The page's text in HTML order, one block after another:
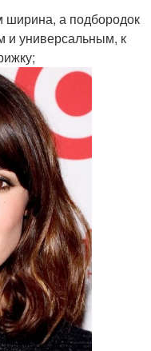
Французское каре
Объемное каре
Каре с челкой
Пышное каре
ширина, а подбородок
и универсальным, к